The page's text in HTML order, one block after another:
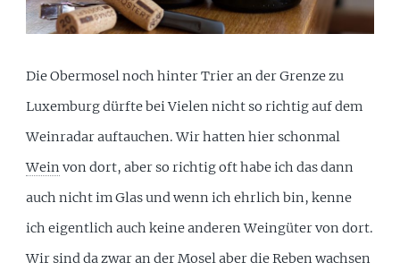
Die Obermosel noch hinter Trier an der Grenze zu
Luxemburg dürfte bei Vielen nicht so richtig auf dem
Weinradar auftauchen. Wir hatten hier schonmal
Wein von dort, aber so richtig oft habe ich das dann
auch nicht im Glas und wenn ich ehrlich bin, kenne
ich eigentlich auch keine anderen Weingüter von dort.
Wir sind da zwar an der Mosel aber die Reben wachsen